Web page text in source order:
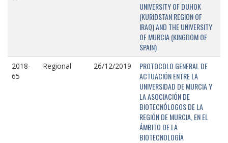
UNIVERSITY OF DUHOK
(KURIDSTAN REGION OF
IRAQ) AND THE UNIVERSITY
OF MURCIA (KINGDOM OF
SPAIN)
2018-
65
Regional 26/12/2019
PROTOCOLO GENERAL DE
ACTUACIÓN ENTRE LA
UNIVERSIDAD DE MURCIA Y
LA ASOCIACIÓN DE
BIOTECNÓLOGOS DE LA
REGIÓN DE MURCIA, EN EL
ÁMBITO DE LA
BIOTECNOLOGÍA